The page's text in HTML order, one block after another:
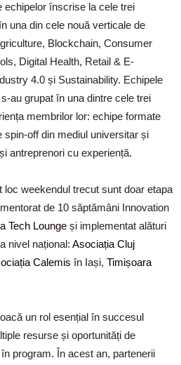
echipelor înscrise la cele trei
una din cele nouă verticale de
Blockchain, Consumer
Digital Health, Retail & E-
4.0 și Sustainability. Echipele
au grupat în una dintre cele trei
membrilor lor: echipe formate
off din mediul universitar și
antreprenori cu experiență.
loc weekendul trecut sunt doar etapa
de 10 săptămâni Innovation
Tech Lounge și implementat alături
nivel național: Asociația Cluj
Calemis în Iași, Timișoara
un rol esențial în succesul
resurse și oportunități de
program. În acest an, partenerii